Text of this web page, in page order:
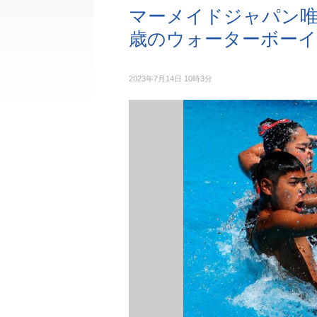
マーメイドジャパン
歳のウォーターボーイ
2023年7月14日 10時3分